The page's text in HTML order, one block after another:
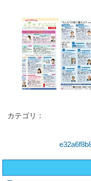
カテゴリ：